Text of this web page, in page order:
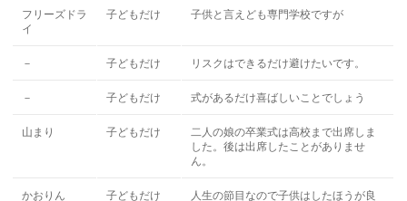
フリーズドラ
イ
子どもだけ 子供と言えども専門学校ですが
－ 子どもだけ リスクはできるだけ避けたいです。
－ 子どもだけ 式があるだけ喜ばしいことでしょう
山まり 子どもだけ
二人の娘の卒業式は高校まで出席しま
した。後は出席したことがありませ
ん。
かおりん 子どもだけ
人生の節目なので子供はしたほうが良